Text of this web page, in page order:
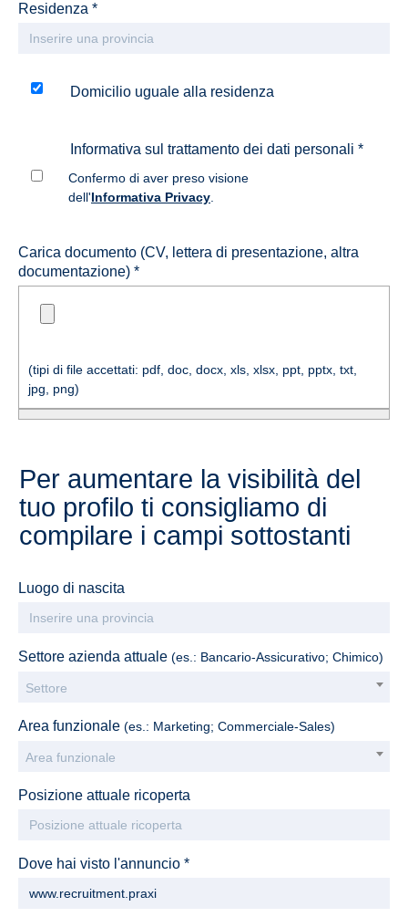
Residenza *
Domicilio uguale alla residenza
Informativa sul trattamento dei dati personali *
Confermo di aver preso visione
dell'Informativa Privacy.
Carica documento (CV, lettera di presentazione, altra
documentazione) *
(tipi di file accettati: pdf, doc, docx, xls, xlsx, ppt, pptx, txt,
jpg, png)
Per aumentare la visibilità del
tuo profilo ti consigliamo di
compilare i campi sottostanti
Luogo di nascita
Settore azienda attuale (es.: Bancario-Assicurativo; Chimico)
Settore
Area funzionale (es.: Marketing; Commerciale-Sales)
Area funzionale
Posizione attuale ricoperta
Dove hai visto l'annuncio *